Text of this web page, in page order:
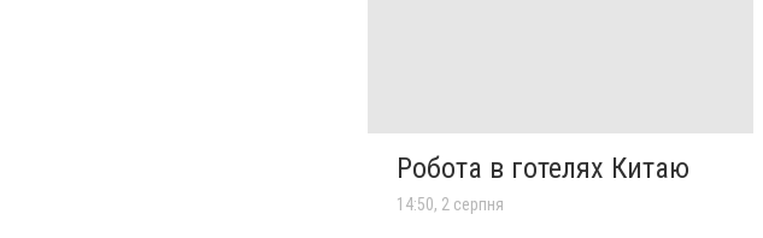
Робота в готелях Китаю
14:50, 2 серпня